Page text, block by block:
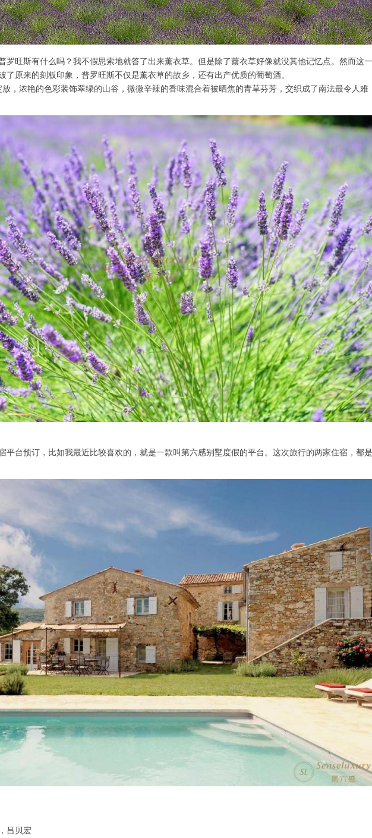
罗旺斯有什么吗？我不假思索地就答了出来薰衣草。但是除了薰衣草好像就没其他记忆点。然而这一
了原来的刻板印象，普罗旺斯不仅是薰衣草的故乡，还有出产优质的葡萄酒。
，浓艳的色彩装饰翠绿的山谷，微微辛辣的香味混合着被晒焦的青草芬芳，交织成了南法最令人难
平台预订，比如我最近比较喜欢的，就是一款叫第六感别墅度假的平台。这次旅行的两家住宿，都是
吕贝宏